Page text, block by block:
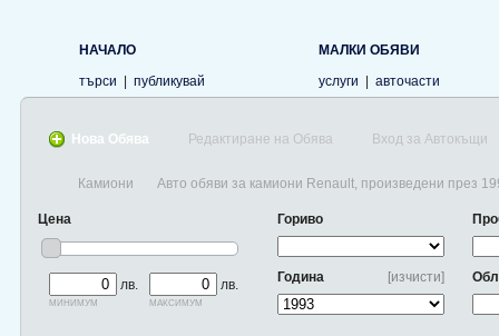
НАЧАЛО
търси
публикувай
МАЛКИ ОБЯВИ
услуги
авточасти
Нова Обява Редактиране на Обява Вход за Автокъщи
Камиони Авто обяви за камиони Renault, произведени през
Цена
лв.
минимум
лв.
максимум
Гориво
[изчисти]
Година